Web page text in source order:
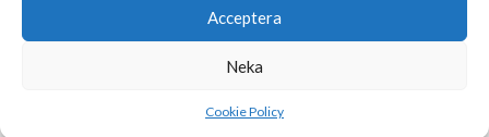
Acceptera
Neka
Cookie Policy
Teknik i Hemmet Copyright © 2017